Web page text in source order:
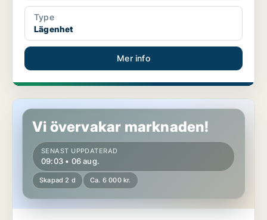
Type
Lägenhet
Mer info
Lägenhet i Hässleholm, Vittsjö
Vi övervakar marknaden!
SENAST UPPDATERAD
09:03 • 06 aug.
Skapad 2 d Ca. 6 000 kr.